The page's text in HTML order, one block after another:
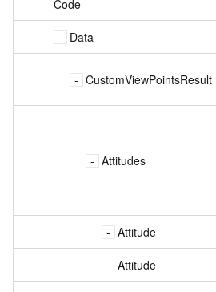
Code
Data
CustomViewPointsResult
Attitudes
Attitude
Attitude